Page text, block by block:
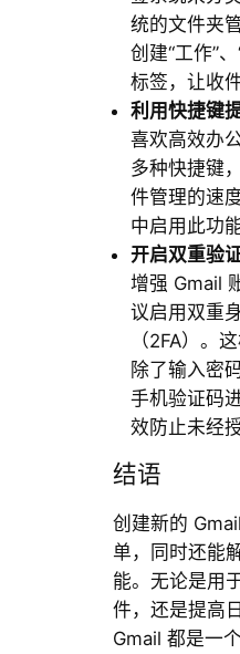
统的文件夹
创建“工作”
标签，让收
利用快捷键
喜欢高效办
多种快捷键
件管理的速
中启用此功能
开启双重验
增强 Gmail
议启用双重
（2FA）。
除了输入密
手机验证码
效防止未经
结语
创建新的
单，同时还能
能。无论是用
件，还是提高
Gmail 都是一